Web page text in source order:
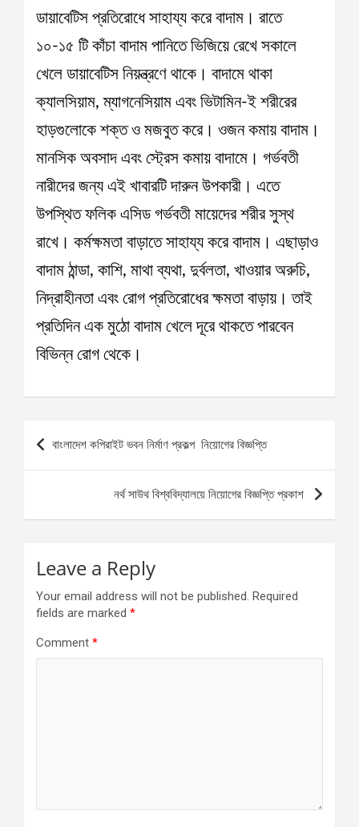
ডায়াবেটিস প্রতিরোধে সাহায্য করে বাদাম। রাতে
১০-১৫ টি কাঁচা বাদাম পানিতে ভিজিয়ে রেখে সকালে
খেলে ডায়াবেটিস নিয়ন্ত্রণে থাকে। বাদামে থাকা
ক্যালসিয়াম, ম্যাগনেসিয়াম এবং ভিটামিন-ই শরীরের
হাড়গুলোকে শক্ত ও মজবুত করে। ওজন কমায় বাদাম।
মানসিক অবসাদ এবং স্ট্রেস কমায় বাদামে। গর্ভবতী
নারীদের জন্য এই খাবারটি দারুন উপকারী। এতে
উপস্থিত ফলিক এসিড গর্ভবতী মায়েদের শরীর সুস্থ
রাখে। কর্মক্ষমতা বাড়াতে সাহায্য করে বাদাম। এছাড়াও
বাদাম ঠান্ডা, কাশি, মাথা ব্যথা, দুর্বলতা, খাওয়ার অরুচি,
নিদ্রাহীনতা এবং রোগ প্রতিরোধের ক্ষমতা বাড়ায়। তাই
প্রতিদিন এক মুঠো বাদাম খেলে দূরে থাকতে পারবেন
বিভিন্ন রোগ থেকে।
Post
navigation
বাংলাদেশ কপিরাইট ভবন নির্মাণ প্রকল্প নিয়োগের বিজ্ঞপ্তি
নর্থ সাউথ বিশ্ববিদ্যালয়ে নিয়োগের বিজ্ঞপ্তি প্রকাশ
Leave a Reply
Your email address will not be published. Required
fields are marked *
Comment *